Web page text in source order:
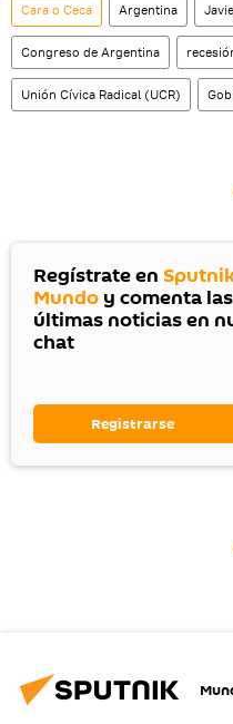
Cara o Ceca Argentina
Congreso de Argentina
Unión Cívica Radical (UCR)
Regístrate en
Mundo y comenta las
últimas noticias en
chat
Registrarse